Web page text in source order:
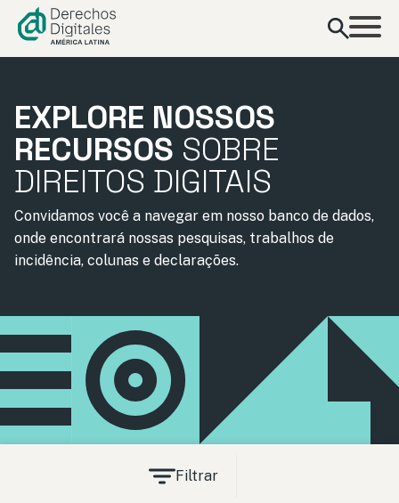
conteúdo
EXPLORE NOSSOS
RECURSOS SOBRE
DIREITOS DIGITAIS
Convidamos você a navegar em nosso banco de dados,
onde encontrará nossas pesquisas, trabalhos de
incidência, colunas e declarações.
Filtrar